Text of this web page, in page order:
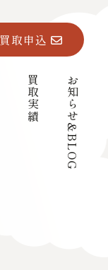
買取申込
買取実績 お知らせ&BLOG